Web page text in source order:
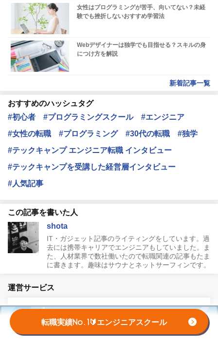
転職実績No.1🔰エンジニアスクール
女性はプログラミングが苦手、向いてない？未経
験でも挫折しないおすすめ学習法
Webデザイナーは独学でも目指せる？スキルの身
につけ方を解説
新着記事一覧
おすすめのハッシュタグ
#初心者
#プログラミングスクール
#エンジニア
#女性の転職
#プログラミング #30代の転職
#独学
#テックキャンプ エンジニア転職 インタビュー
#テックキャンプを受講した経営層インタビュー
#人気記事
この記事を書いた人
shota
IT・ガジェット記事のライティングをしています。過
去には携帯キャリアでエンジニアもしていました。ま
た、人材業界で数社働いたので転職関連の記事もたま
に書きます。趣味はサウナとネットサーフィンです。
運営サービス